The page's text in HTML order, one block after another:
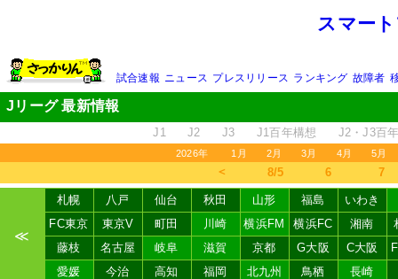
スマー
試合速報 ニュース プレスリリース ランキング 故障者
Jリーグ 最新情報
J1 J2 J3 J1百年構想 J2・J3百
2026年 1月 2月 3月 4月 5月
＜ 8/5 6 7
≪
札幌 八戸 仙台 秋田 山形 福島
いわき
FC東京
東京V 町田 川崎 横浜FM 横浜FC 湘南
藤枝
名古屋 岐阜 滋賀 京都 G大阪 C大阪
愛媛
今治 高知 福岡 北九州 鳥栖 長崎